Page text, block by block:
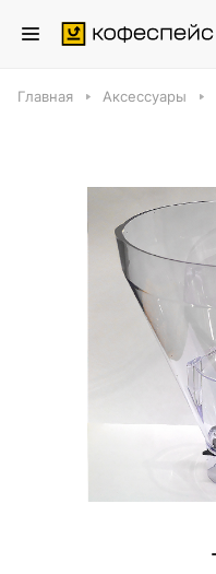
Главная Аксессуары